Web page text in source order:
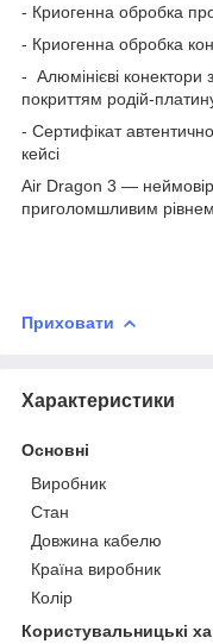
- Криогенна обробка
- Криогенна обробка
- Алюмінієві конектори
покриттям родій-
- Сертифікат
кейсі
Air Dragon 3 —
приголомшливим
Приховати
Характеристики
Основні
Виробник
Стан
Довжина кабелю
Країна виробник
Колір
Користувальницькі